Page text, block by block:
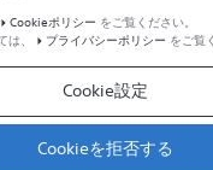
EV
Cookieポリシー をご覧ください。
は、
プライバシーポリシー をご覧
Cookie設定
Cookieを拒否する